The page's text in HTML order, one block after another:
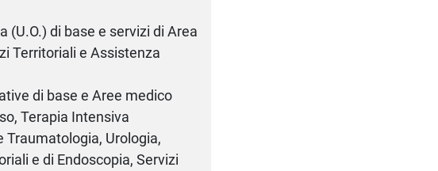
(U.O.) di base e servizi di Area
Territoriali e Assistenza
di base e Aree medico
Terapia Intensiva
Traumatologia, Urologia,
e di Endoscopia, Servizi